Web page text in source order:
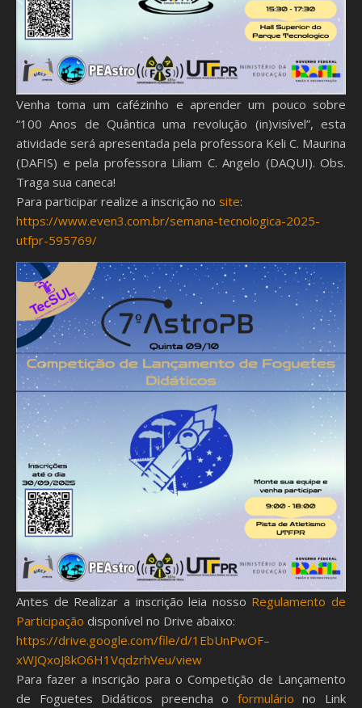
Venha toma um cafézinho e aprender um pouco sobre
“100 Anos de Quântica uma revolução (in)visível”, esta
atividade será apresentada pela professora Keli C. Maurina
(DAFIS) e pela professora Liliam C. Angelo (DAQUI). Obs.
Traga sua caneca!
Para participar realize a inscrição no site:
https://www.even3.com.br/semana-tecnologica-2025-
utfpr-595769/
Antes de Realizar a inscrição leia nosso Regulamento de
Participação disponível no Drive abaixo:
https://drive.google.com/file/d/1EbUnPwOF–
xWJQxoJ8kO6H1VqdzrhVeu/view
Para fazer a inscrição para o Competição de Lançamento
de Foguetes Didáticos preencha o formuláriono Link